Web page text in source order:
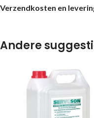
Verzendkosten en
Andere